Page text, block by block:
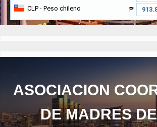
CLP - Peso chileno ₱
ASOCIACION
DE MADRES